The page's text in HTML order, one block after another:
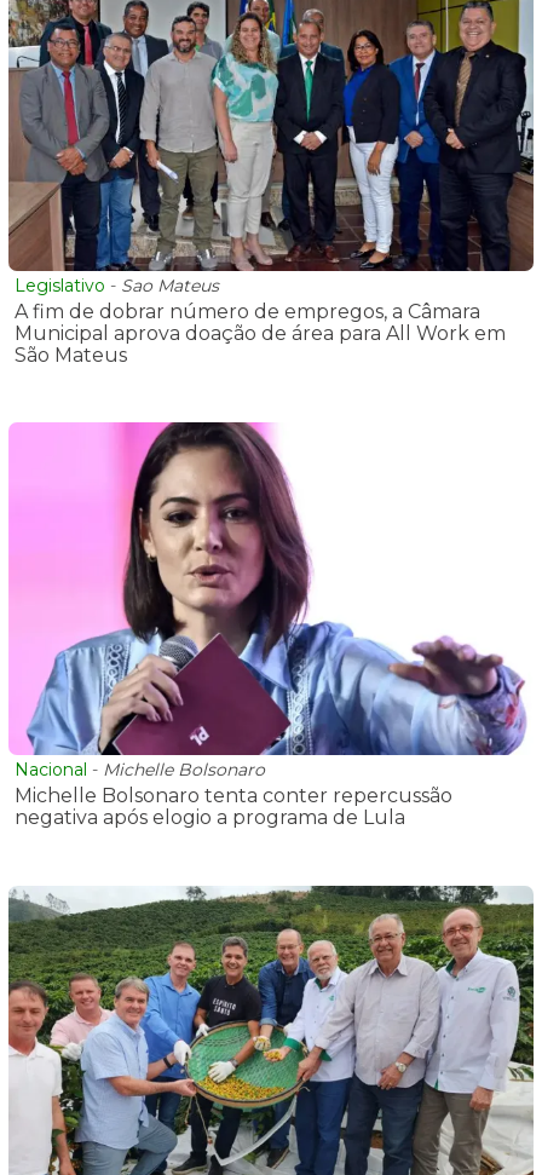
Legislativo - Sao Mateus
A fim de dobrar número de empregos, a Câmara
Municipal aprova doação de área para All Work em
São Mateus
Nacional - Michelle Bolsonaro
Michelle Bolsonaro tenta conter repercussão
negativa após elogio a programa de Lula